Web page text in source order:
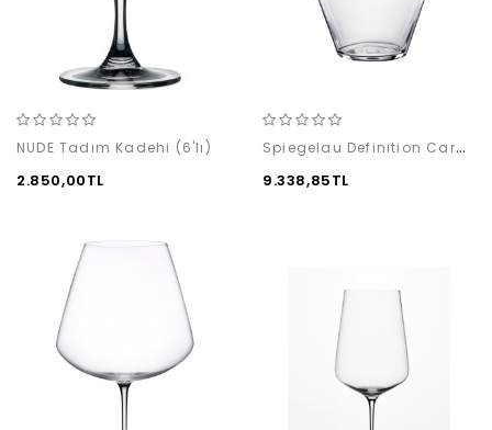
NUDE Tadım Kadehi (6'lı)
2.850,00TL
Spiegelau Definition Carafe 1,0lt
9.338,85TL